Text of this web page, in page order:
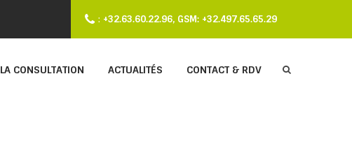
: +32.63.60.22.96, GSM: +32.497.65.65.29
LA CONSULTATION ACTUALITÉS CONTACT & RDV